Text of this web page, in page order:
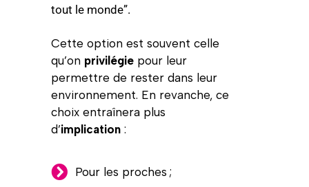
tout le monde”.
Cette option est souvent celle
qu’on privilégiepour leur
permettre de rester dans leur
environnement. En revanche, ce
choix entraînera plus
d’implication:
Pour les proches ;